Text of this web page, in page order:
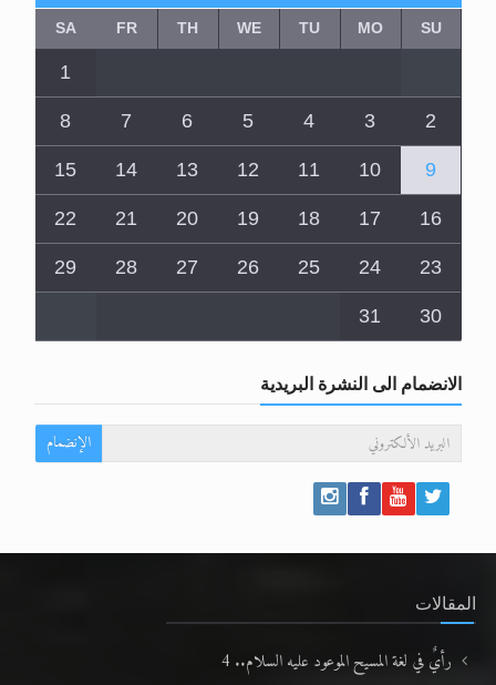
SU
MO
TU
WE
TH
FR
SA
1
2
3
4
5
6
7
8
9
10
11
12
13
14
15
16
17
18
19
20
21
22
23
24
25
26
27
28
29
30
31
الانضمام الى النشرة البريدية
الإنضمام
المقالات
رأيٌ في لغة المسيح الموعود عليه السلام.. 4